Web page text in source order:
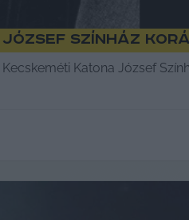
Színház
Katona József